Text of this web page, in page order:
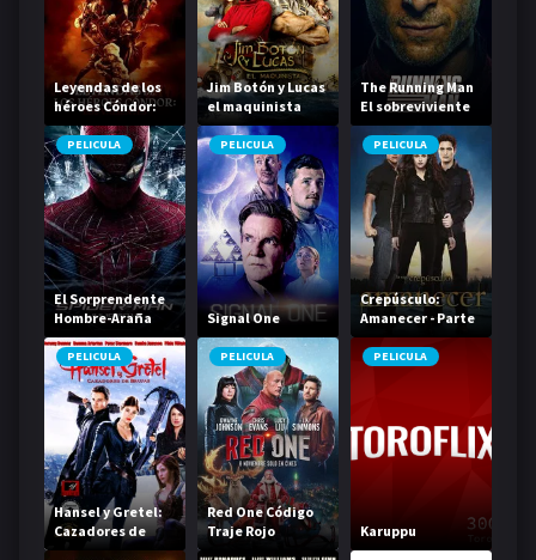
Leyendas de los
héroes Cóndor:
Los valientes
Jim Botón y Lucas
el maquinista
The Running Man
El sobreviviente
PELICULA
El Sorprendente
Hombre-Araña
PELICULA
Signal One
PELICULA
Crepúsculo:
Amanecer - Parte
2
PELICULA
Hansel y Gretel:
Cazadores de
brujas
PELICULA
Red One Código
Traje Rojo
PELICULA
Karuppu